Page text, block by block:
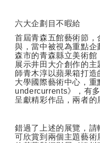
六大企劃目不暇給
首屆青森五館藝術節
與，當中被視為重點
森市的青森縣立美術館
展示井田大介創作的
師青木淳以蘋果箱打
大學國際藝術中心，重
undercurrents》，有
呈獻精彩作品，兩者的
錯過了上述的展覽，
可欣賞到兩個主題藝